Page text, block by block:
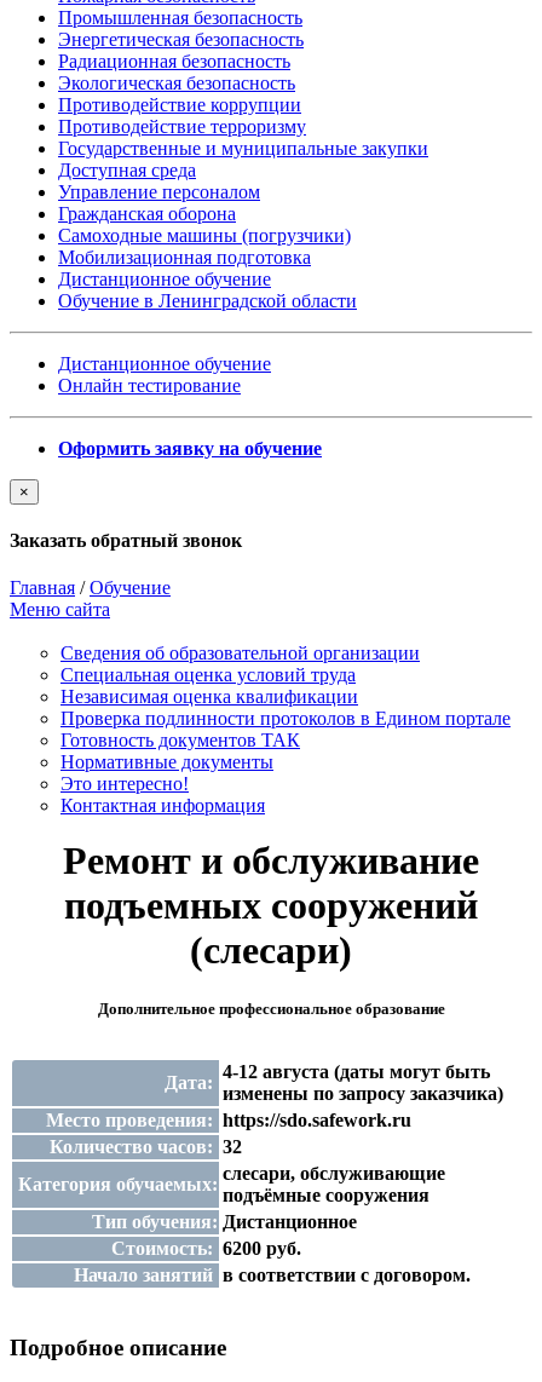
Промышленная безопасность
Энергетическая безопасность
Радиационная безопасность
Экологическая безопасность
Противодействие коррупции
Противодействие терроризму
Государственные и муниципальные закупки
Доступная среда
Управление персоналом
Гражданская оборона
Самоходные машины (погрузчики)
Мобилизационная подготовка
Дистанционное обучение
Обучение в Ленинградской области
Дистанционное обучение
Онлайн тестирование
Оформить заявку на обучение
×
Заказать обратный звонок
Главная /Обучение
Меню сайта
Сведения об образовательной организации
Cпециальная оценка условий труда
Независимая оценка квалификации
Проверка подлинности протоколов в Едином портале
Готовность документов ТАК
Нормативные документы
Это интересно!
Контактная информация
Ремонт и обслуживание
подъемных сооружений
(слесари)
Дополнительное профессиональное образование
Дата:
4-12 августа (даты могут быть
изменены по запросу заказчика)
Место проведения: https://sdo.safework.ru
Количество часов: 32
Категория обучаемых:
слесари, обслуживающие
подъёмные сооружения
Тип обучения: Дистанционное
Стоимость: 6200 руб.
Начало занятий в соответствии с договором.
Подробное описание